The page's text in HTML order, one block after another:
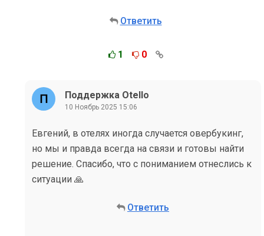
Ответить
1 0
Поддержка Otello
10 Ноябрь 2025 15:06
Евгений, в отелях иногда случается овербукинг,
но мы и правда всегда на связи и готовы найти
решение. Спасибо, что с пониманием отнеслись к
ситуации 🙏
Ответить